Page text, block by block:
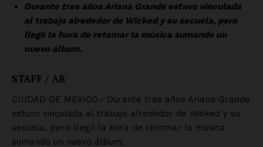
Durante tres años Ariana Grande estuvo vinculada
al trabajo alrededor de Wicked y su secuela, pero
llegó la hora de retomar la música sumando un
nuevo álbum.
STAFF / AR
CIUDAD DE MÉXICO.- Durante tres años Ariana Grande
estuvo vinculada al trabajo alrededor de Wicked y su
secuela, pero llegó la hora de retomar la música
sumando un nuevo álbum.